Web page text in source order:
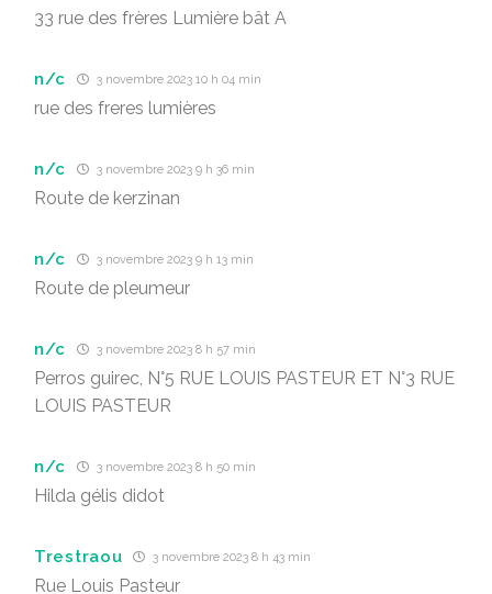
33 rue des frères Lumière bât A
n/c 3 novembre 2023 10 h 04 min
rue des freres lumières
n/c 3 novembre 2023 9 h 36 min
Route de kerzinan
n/c 3 novembre 2023 9 h 13 min
Route de pleumeur
n/c 3 novembre 2023 8 h 57 min
Perros guirec, N°5 RUE LOUIS PASTEUR ET N°3 RUE
LOUIS PASTEUR
n/c 3 novembre 2023 8 h 50 min
Hilda gélis didot
Trestraou 3 novembre 2023 8 h 43 min
Rue Louis Pasteur